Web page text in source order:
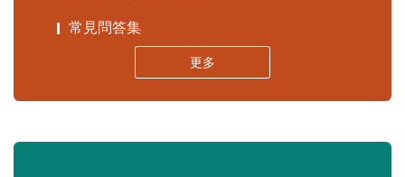
常見問答集
更多